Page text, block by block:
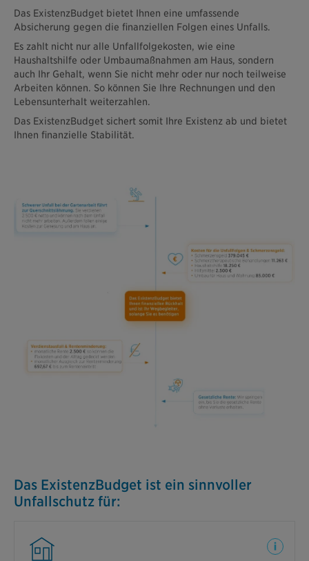
Das ExistenzBudget bietet Ihnen eine umfassende
Absicherung gegen die finanziellen Folgen eines Unfalls.
Es zahlt nicht nur alle Unfallfolgekosten, wie eine
Haushaltshilfe oder Umbaumaßnahmen am Haus, sondern
auch Ihr Gehalt, wenn Sie nicht mehr oder nur noch teilweise
Arbeiten können. So können Sie Ihre Rechnungen und den
Lebensunterhalt weiterzahlen.
Das ExistenzBudget sichert somit Ihre Existenz ab und bietet
Ihnen finanzielle Stabilität.
Das ExistenzBudget ist ein sinnvoller
Unfallschutz für: